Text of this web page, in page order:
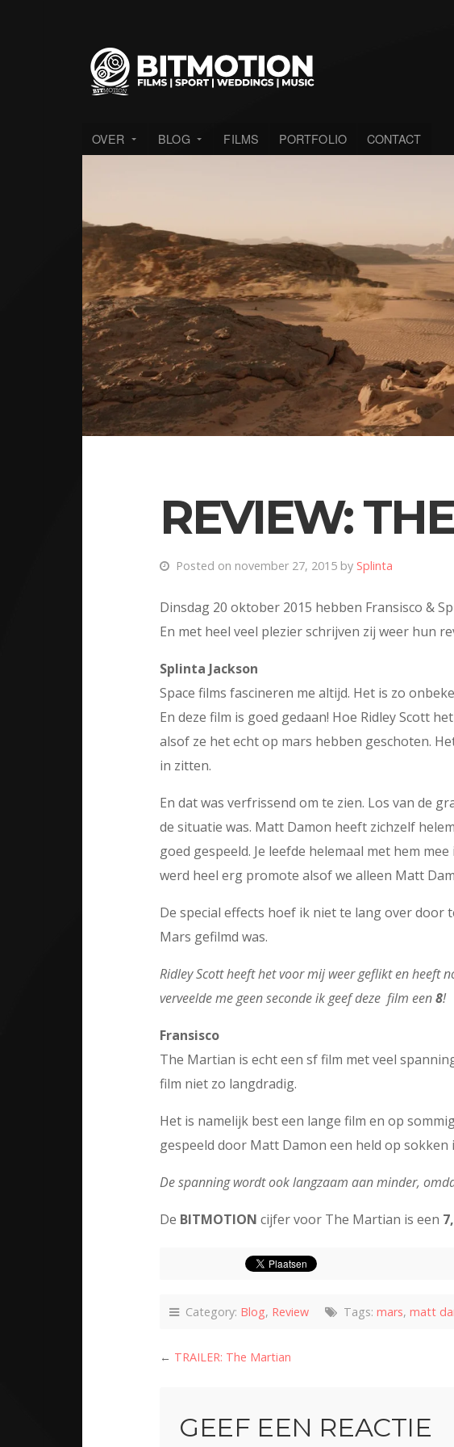
OVER BLOG FILMS PORTFOLIO CONTACT
REVIEW:
Posted on november 27, 2015 by Splinta
Dinsdag 20 oktober 2015 hebben Fransisco &
En met heel veel plezier schrijven zij weer hun
Splinta Jackson
Space films fascineren me altijd. Het is zo
En deze film is goed gedaan! Hoe Ridley Scott
alsof ze het echt op mars hebben geschoten.
in zitten.
En dat was verfrissend om te zien. Los van de
de situatie was. Matt Damon heeft zichzelf
goed gespeeld. Je leefde helemaal met hem
werd heel erg promote alsof we alleen Matt
De special effects hoef ik niet te lang over door
Mars gefilmd was.
Ridley Scott heeft het voor mij weer geflikt en heeft
verveelde me geen seconde ik geef deze film een8!
Fransisco
The Martian is echt een sf film met veel
film niet zo langdradig.
Het is namelijk best een lange film en op
gespeeld door Matt Damon een held op sokken
De spanning wordt ook langzaam aan minder,
De BITMOTION cijfer voor The Martian is een
Category: Blog, Review Tags: mars, matt
← TRAILER: The Martian
GEEF EEN REACTIE